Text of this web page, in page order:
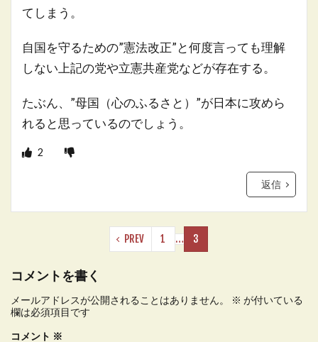
てしまう。
自国を守るための”憲法改正”と何度言っても理解
しない上記の党や立憲共産党などが存在する。
たぶん、”母国（心のふるさと）”が日本に攻めら
れると思っているのでしょう。
2
返信
PREV 1 … 3
コメントを書く
メールアドレスが公開されることはありません。 ※ が付いている
欄は必須項目です
コメント ※